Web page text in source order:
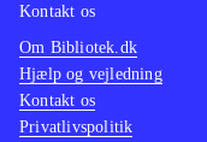
Kontakt os
Om Bibliotek.dk
Hjælp og vejledning
Kontakt os
Privatlivspolitik